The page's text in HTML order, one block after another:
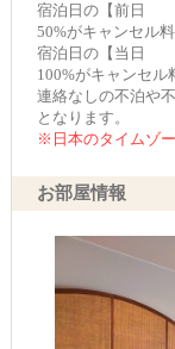
宿泊日の【前日
50%がキャンセル
宿泊日の【当日
100%がキャンセル
連絡なしの不泊や
となります。
※日本のタイムゾ
お部屋情報